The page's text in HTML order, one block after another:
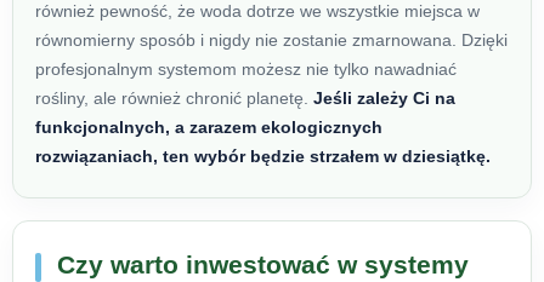
również pewność, że woda dotrze we wszystkie miejsca w
równomierny sposób i nigdy nie zostanie zmarnowana. Dzięki
profesjonalnym systemom możesz nie tylko nawadniać
rośliny, ale również chronić planetę. Jeśli zależy Ci na
funkcjonalnych, a zarazem ekologicznych
rozwiązaniach, ten wybór będzie strzałem w dziesiątkę.
Czy warto inwestować w systemy